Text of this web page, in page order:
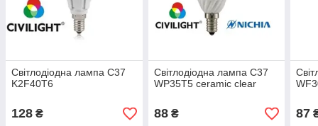
Світлодіодна лампа C37
K2F40T6
128 ₴
Світлодіодна лампа C37
WP35T5 ceramic clear
88₴ 87